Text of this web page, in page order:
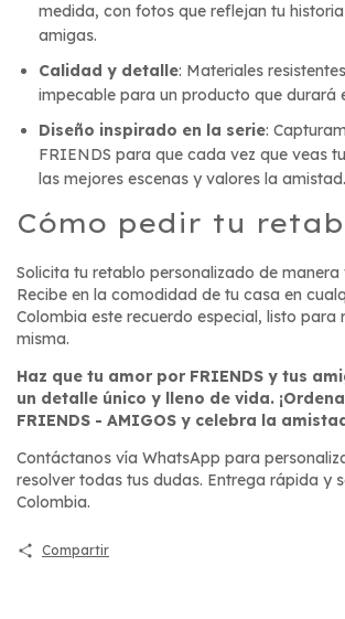
medida, con fotos que reflejan tu
amigas.
Calidad y detalle: Materiales
impecable para un producto que durará
Diseño inspirado en la serie:
FRIENDS para que cada vez que veas
las mejores escenas y valores la amistad.
Cómo pedir tu
Solicita tu retablo personalizado de manera
Recibe en la comodidad de tu casa en
Colombia este recuerdo especial, listo para
misma.
Haz que tu amor por FRIENDS y tus
un detalle único y lleno de vida.
FRIENDS - AMIGOS y celebra la
Contáctanos vía WhatsApp para
resolver todas tus dudas. Entrega rápida y
Colombia.
Compartir